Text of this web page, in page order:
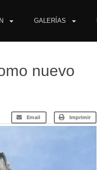
GALERÍAS
nuevo
Email Imprimir